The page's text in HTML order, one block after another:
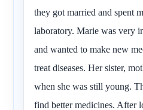
they got married and spent
laboratory. Marie was very
and wanted to make new
treat diseases. Her sister,
when she was still young.
find better medicines. After